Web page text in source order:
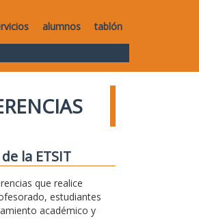
alumnos tablón
la ETSIT
que realice
estudiantes
académico y